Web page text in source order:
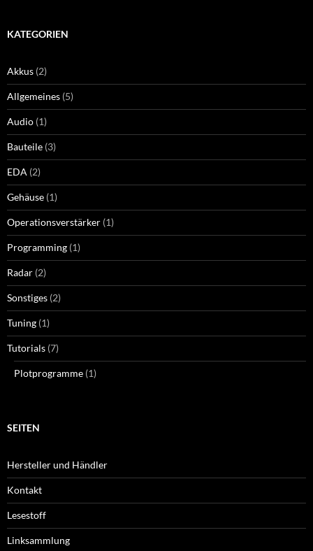
KATEGORIEN
Akkus (2)
Allgemeines (5)
Audio (1)
Bauteile (3)
EDA (2)
Gehäuse (1)
Operationsverstärker (1)
Programming (1)
Radar (2)
Sonstiges (2)
Tuning (1)
Tutorials (7)
Plotprogramme (1)
SEITEN
Hersteller und Händler
Kontakt
Lesestoff
Linksammlung